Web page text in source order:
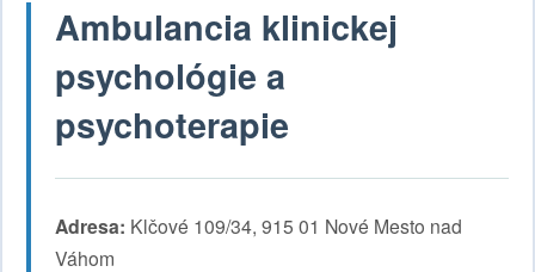
Ambulancia klinickej
psychológie a
psychoterapie
Adresa: Klčové 109/34, 915 01 Nové Mesto nad
Váhom